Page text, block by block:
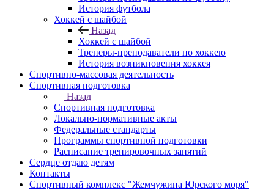
История футбола
Хоккей с шайбой
Назад
Хоккей с шайбой
Тренеры-преподаватели по хоккею
История возникновения хоккея
Спортивно-массовая деятельность
Спортивная подготовка
Назад
Спортивная подготовка
Локально-нормативные акты
Федеральные стандарты
Программы спортивной подготовки
Расписание тренировочных занятий
Сердце отдаю детям
Контакты
Спортивный комплекс "Жемчужина Юрского моря"